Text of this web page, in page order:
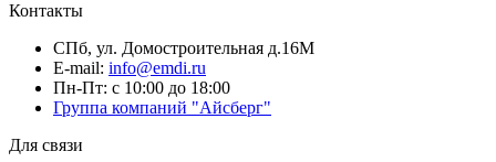
Контакты
СПб, ул. Домостроительная д.16М
E-mail: info@emdi.ru
Пн-Пт: с 10:00 до 18:00
Группа компаний "Айсберг"
Для связи